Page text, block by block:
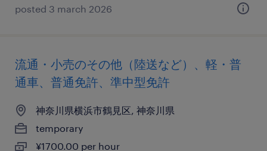
posted 3 march 2026
流通・小売のその他（陸送など）、軽・普
通車、普通免許、準中型免許
神奈川県横浜市鶴見区, 神奈川県
temporary
¥1700.00 per hour